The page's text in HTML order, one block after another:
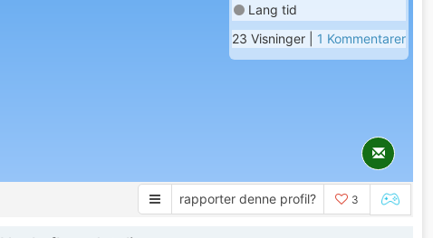
Lang tid
23 Visninger | 1 Kommentarer
rapporter denne profil? 3